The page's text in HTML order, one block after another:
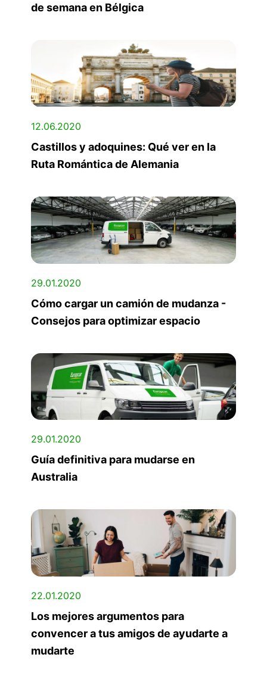
de semana en Bélgica
12.06.2020
Castillos y adoquines: Qué ver en la
Ruta Romántica de Alemania
29.01.2020
Cómo cargar un camión de mudanza -
Consejos para optimizar espacio
29.01.2020
Guía definitiva para mudarse en
Australia
22.01.2020
Los mejores argumentos para
convencer a tus amigos de ayudarte a
mudarte